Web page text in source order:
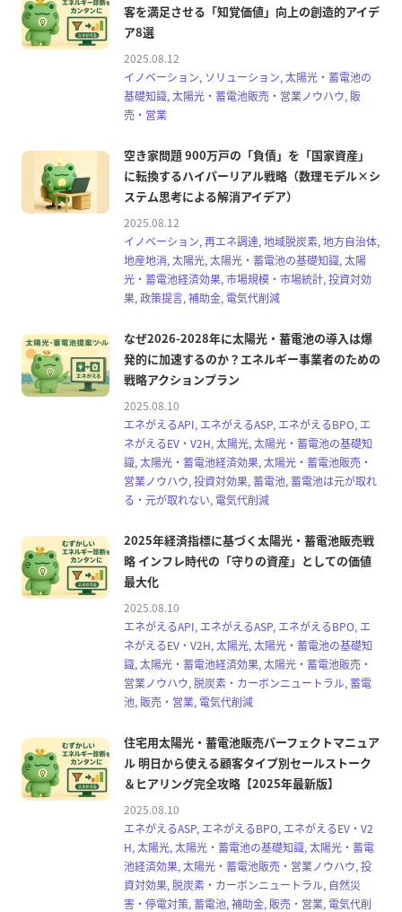
客を満足させる「知覚価値」向上の創造的アイデ
ア8選
2025.08.12
イノベーション, ソリューション, 太陽光・蓄電池の
基礎知識, 太陽光・蓄電池販売・営業ノウハウ, 販
売・営業
空き家問題 900万戸の「負債」を「国家資産」
に転換するハイパーリアル戦略（数理モデル×シ
ステム思考による解消アイデア）
2025.08.12
イノベーション, 再エネ調達, 地域脱炭素, 地方自治体,
地産地消, 太陽光, 太陽光・蓄電池の基礎知識, 太陽
光・蓄電池経済効果, 市場規模・市場統計, 投資対効
果, 政策提言, 補助金, 電気代削減
なぜ2026-2028年に太陽光・蓄電池の導入は爆
発的に加速するのか？エネルギー事業者のための
戦略アクションプラン
2025.08.10
エネがえるAPI, エネがえるASP, エネがえるBPO, エ
ネがえるEV・V2H, 太陽光, 太陽光・蓄電池の基礎知
識, 太陽光・蓄電池経済効果, 太陽光・蓄電池販売・
営業ノウハウ, 投資対効果, 蓄電池, 蓄電池は元が取れ
る・元が取れない, 電気代削減
2025年経済指標に基づく太陽光・蓄電池販売戦
略 インフレ時代の「守りの資産」としての価値
最大化
2025.08.10
エネがえるAPI, エネがえるASP, エネがえるBPO, エ
ネがえるEV・V2H, 太陽光, 太陽光・蓄電池の基礎知
識, 太陽光・蓄電池経済効果, 太陽光・蓄電池販売・
営業ノウハウ, 脱炭素・カーボンニュートラル, 蓄電
池, 販売・営業, 電気代削減
住宅用太陽光・蓄電池販売パーフェクトマニュア
ル 明日から使える顧客タイプ別セールストーク
＆ヒアリング完全攻略【2025年最新版】
2025.08.10
エネがえるASP, エネがえるBPO, エネがえるEV・V2
H, 太陽光, 太陽光・蓄電池の基礎知識, 太陽光・蓄電
池経済効果, 太陽光・蓄電池販売・営業ノウハウ, 投
資対効果, 脱炭素・カーボンニュートラル, 自然災
害・停電対策, 蓄電池, 補助金, 販売・営業, 電気代削